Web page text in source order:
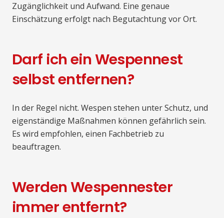
Zugänglichkeit und Aufwand. Eine genaue
Einschätzung erfolgt nach Begutachtung vor Ort.
Darf ich ein Wespennest
selbst entfernen?
In der Regel nicht. Wespen stehen unter Schutz, und
eigenständige Maßnahmen können gefährlich sein.
Es wird empfohlen, einen Fachbetrieb zu
beauftragen.
Werden Wespennester
immer entfernt?